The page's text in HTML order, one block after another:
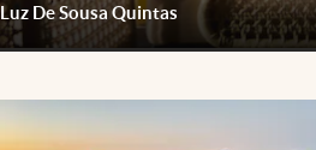
Luz De Sousa Quintas